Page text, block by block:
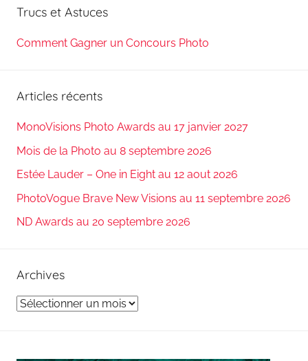
Trucs et Astuces
Comment Gagner un Concours Photo
Articles récents
MonoVisions Photo Awards au 17 janvier 2027
Mois de la Photo au 8 septembre 2026
Estée Lauder – One in Eight au 12 aout 2026
PhotoVogue Brave New Visions au 11 septembre 2026
ND Awards au 20 septembre 2026
Archives
Archives